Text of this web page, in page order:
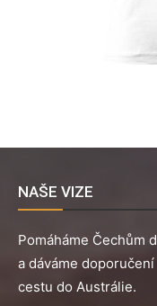
NAŠE VIZE
Pomáháme Čechům
a dáváme
cestu do Austrálie.